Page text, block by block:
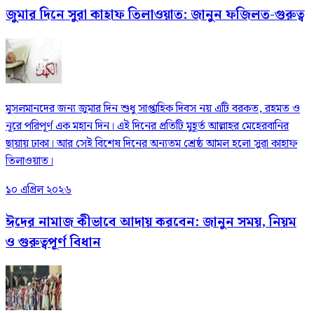
জুমার দিনে সুরা কাহাফ তিলাওয়াত: জানুন ফজিলত-গুরুত্ব
মুসলমানদের জন্য জুমার দিন শুধু সাপ্তাহিক দিবস নয় এটি বরকত, রহমত ও
নূরে পরিপূর্ণ এক মহান দিন। এই দিনের প্রতিটি মুহূর্ত আল্লাহর মেহেরবানির
ছায়ায় ঢাকা। আর সেই বিশেষ দিনের অন্যতম শ্রেষ্ঠ আমল হলো সুরা কাহাফ
তিলাওয়াত।
১০ এপ্রিল ২০২৬
ঈদের নামাজ কীভাবে আদায় করবেন: জানুন সময়, নিয়ম
ও গুরুত্বপূর্ণ বিধান